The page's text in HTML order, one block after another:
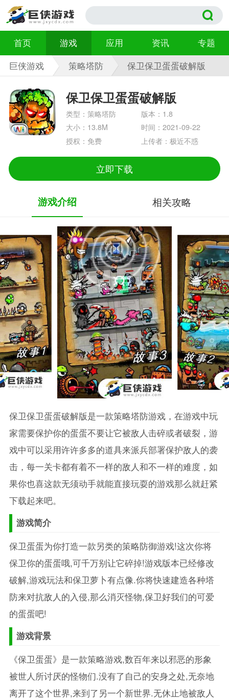
首页 游戏 应用 资讯
专题
巨侠游戏
策略塔防
保卫保卫蛋蛋破解版
保卫保卫蛋蛋破解版
类型：策略塔防
版本：1.8
大小：13.8M
时间：2021-09-22
授权：免费
上传者：极近不惑
立即下载
游戏介绍 相关攻略
保卫保卫蛋蛋破解版是一款策略塔防游戏，在游戏中玩
家需要保护你的蛋蛋不要让它被敌人击碎或者破裂，游
戏中可以采用许许多多的道具来派兵部署保护敌人的袭
击，每一关卡都有着不一样的敌人和不一样的难度，如
果你也喜这款无须动手就能直接玩耍的游戏那么就赶紧
下载起来吧。
游戏简介
保卫蛋蛋为你打造一款另类的策略防御游戏!这次你将
保卫你的蛋蛋哦,可千万别让它碎掉!游戏版本已经修改
破解,游戏玩法和保卫萝卜有点像.你将快速建造各种塔
防来对抗敌人的入侵,那么消灭怪物,保卫好我们的可爱
的蛋蛋吧!
游戏背景
《保卫蛋蛋》是一款策略游戏,数百年来以邪恶的形象
被世人所讨厌的怪物们.没有了自己的安身之处,无奈地
离开了这个世界,来到了另一个新世界.无休止地被敌人